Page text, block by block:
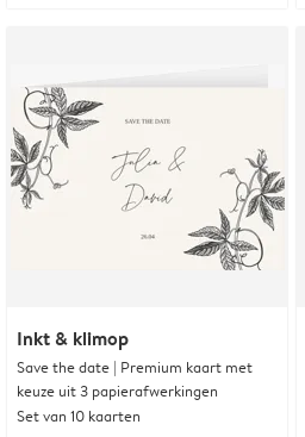
Inkt & klimop
Save the date | Premium kaart met
keuze uit 3 papierafwerkingen
Set van 10 kaarten